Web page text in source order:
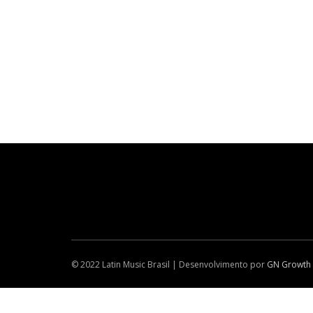
© 2022 Latin Music Brasil | Desenvolvimento por GN Growth